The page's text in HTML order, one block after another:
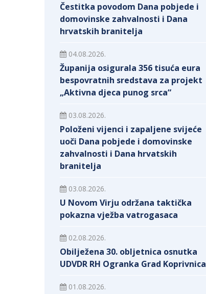
Čestitka povodom Dana pobjede i
domovinske zahvalnosti i Dana
hrvatskih branitelja
04.08.2026.
Županija osigurala 356 tisuća eura
bespovratnih sredstava za projekt
„Aktivna djeca punog srca“
03.08.2026.
Položeni vijenci i zapaljene svijeće
uoči Dana pobjede i domovinske
zahvalnosti i Dana hrvatskih
branitelja
03.08.2026.
U Novom Virju održana taktička
pokazna vježba vatrogasaca
02.08.2026.
Obilježena 30. obljetnica osnutka
UDVDR RH Ogranka Grad Koprivnica
01.08.2026.